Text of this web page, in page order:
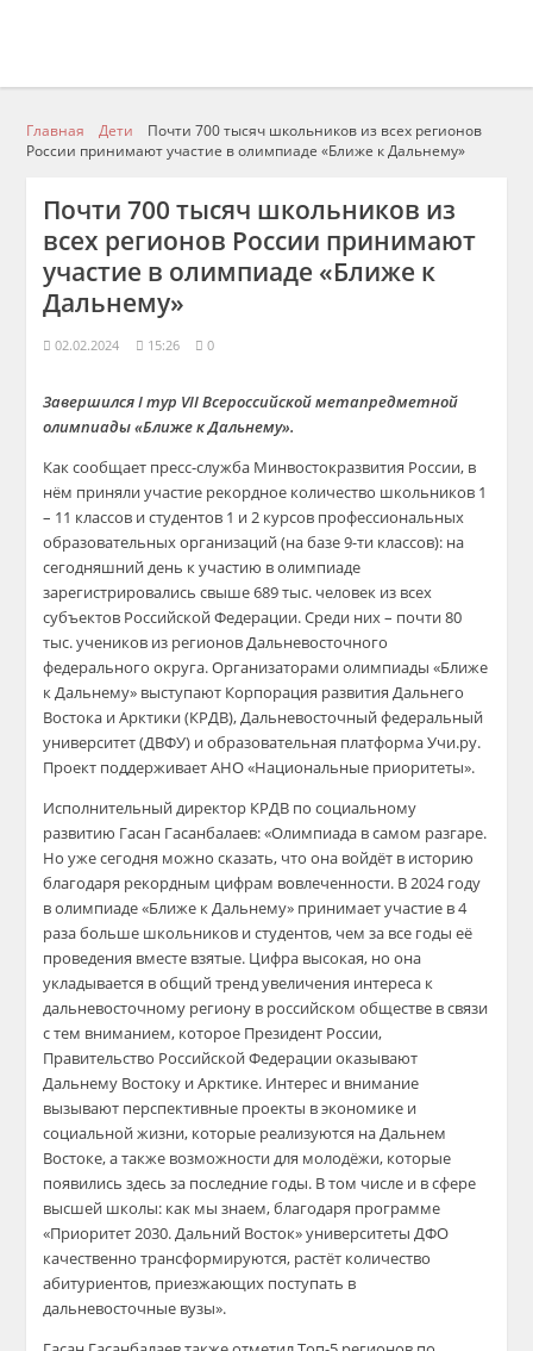
Главная Дети
Почти 700 тысяч школьников из всех регионов
России принимают участие в олимпиаде «Ближе к Дальнему»
Почти 700 тысяч школьников из
всех регионов России принимают
участие в олимпиаде «Ближе к
Дальнему»
02.02.2024 15:26 0
Завершился I тур VII Всероссийской метапредметной
олимпиады «Ближе к Дальнему».
Как сообщает пресс-служба Минвостокразвития России, в
нём приняли участие рекордное количество школьников 1
– 11 классов и студентов 1 и 2 курсов профессиональных
образовательных организаций (на базе 9-ти классов): на
сегодняшний день к участию в олимпиаде
зарегистрировались свыше 689 тыс. человек из всех
субъектов Российской Федерации. Среди них – почти 80
тыс. учеников из регионов Дальневосточного
федерального округа. Организаторами олимпиады «Ближе
к Дальнему» выступают Корпорация развития Дальнего
Востока и Арктики (КРДВ), Дальневосточный федеральный
университет (ДВФУ) и образовательная платформа Учи.ру.
Проект поддерживает АНО «Национальные приоритеты».
Исполнительный директор КРДВ по социальному
развитию Гасан Гасанбалаев: «Олимпиада в самом разгаре.
Но уже сегодня можно сказать, что она войдёт в историю
благодаря рекордным цифрам вовлеченности. В 2024 году
в олимпиаде «Ближе к Дальнему» принимает участие в 4
раза больше школьников и студентов, чем за все годы её
проведения вместе взятые. Цифра высокая, но она
укладывается в общий тренд увеличения интереса к
дальневосточному региону в российском обществе в связи
с тем вниманием, которое Президент России,
Правительство Российской Федерации оказывают
Дальнему Востоку и Арктике. Интерес и внимание
вызывают перспективные проекты в экономике и
социальной жизни, которые реализуются на Дальнем
Востоке, а также возможности для молодёжи, которые
появились здесь за последние годы. В том числе и в сфере
высшей школы: как мы знаем, благодаря программе
«Приоритет 2030. Дальний Восток» университеты ДФО
качественно трансформируются, растёт количество
абитуриентов, приезжающих поступать в
дальневосточные вузы».